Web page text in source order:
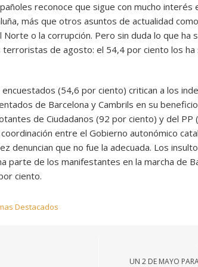
reconoce que sigue con mucho interés
más que otros asuntos de actualidad
Norte o la corrupción. Pero sin duda lo que ha
de agosto: el 54,4 por ciento los ha
(54,6 por ciento) critican a los
de Barcelona y Cambrils en su
de Ciudadanos (92 por ciento) y del PP
entre el Gobierno autonómico
denuncian que no fue la adecuada. Los
parte de los manifestantes en la marcha de
ciento.
Destacados
UN 2 DE MAYO